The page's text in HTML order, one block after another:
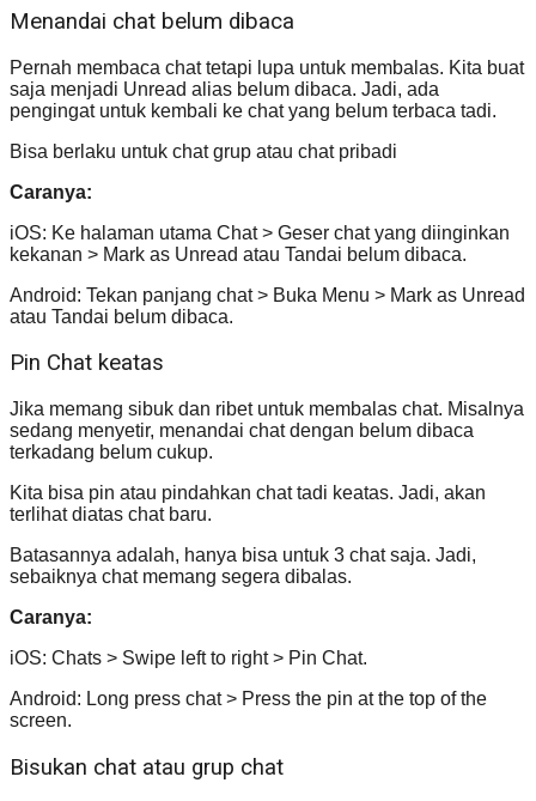
Menandai chat belum dibaca
Pernah membaca chat tetapi lupa untuk membalas. Kita buat
saja menjadi Unread alias belum dibaca. Jadi, ada
pengingat untuk kembali ke chat yang belum terbaca tadi.
Bisa berlaku untuk chat grup atau chat pribadi
Caranya:
iOS: Ke halaman utama Chat > Geser chat yang diinginkan
kekanan > Mark as Unread atau Tandai belum dibaca.
Android: Tekan panjang chat > Buka Menu > Mark as Unread
atau Tandai belum dibaca.
Pin Chat keatas
Jika memang sibuk dan ribet untuk membalas chat. Misalnya
sedang menyetir, menandai chat dengan belum dibaca
terkadang belum cukup.
Kita bisa pin atau pindahkan chat tadi keatas. Jadi, akan
terlihat diatas chat baru.
Batasannya adalah, hanya bisa untuk 3 chat saja. Jadi,
sebaiknya chat memang segera dibalas.
Caranya:
iOS: Chats > Swipe left to right > Pin Chat.
Android: Long press chat > Press the pin at the top of the
screen.
Bisukan chat atau grup chat